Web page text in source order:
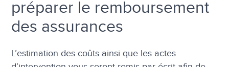
préparer le remboursement
des assurances
L’estimation des coûts ainsi que les actes